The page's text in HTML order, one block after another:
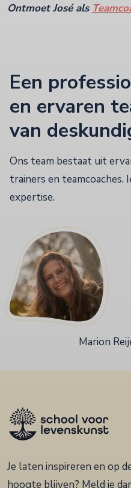
Ontmoet José als
Een
en ervaren
van
Ons team bestaat uit
trainers en teamcoaches.
expertise.
Marion
Je laten inspireren en op
hoogte blijven? Meld je